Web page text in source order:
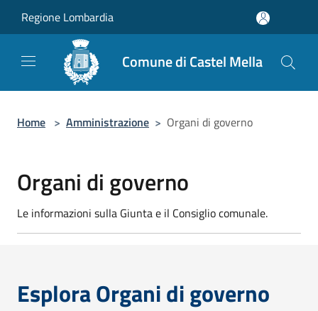
Regione Lombardia
Comune di Castel Mella
Home > Amministrazione > Organi di governo
Organi di governo
Le informazioni sulla Giunta e il Consiglio comunale.
Esplora Organi di governo